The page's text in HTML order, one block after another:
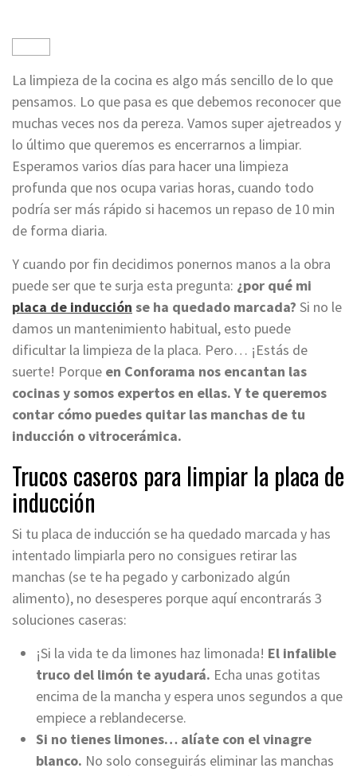
La limpieza de la cocina es algo más sencillo de lo que
pensamos. Lo que pasa es que debemos reconocer que
muchas veces nos da pereza. Vamos super ajetreados y
lo último que queremos es encerrarnos a limpiar.
Esperamos varios días para hacer una limpieza
profunda que nos ocupa varias horas, cuando todo
podría ser más rápido si hacemos un repaso de 10 min
de forma diaria.
Y cuando por fin decidimos ponernos manos a la obra
puede ser que te surja esta pregunta: ¿por qué mi
placa de inducción se ha quedado marcada? Si no le
damos un mantenimiento habitual, esto puede
dificultar la limpieza de la placa. Pero… ¡Estás de
suerte! Porque en Conforama nos encantan las
cocinas y somos expertos en ellas. Y te queremos
contar cómo puedes quitar las manchas de tu
inducción o vitrocerámica.
Trucos caseros para limpiar la placa de
inducción
Si tu placa de inducción se ha quedado marcada y has
intentado limpiarla pero no consigues retirar las
manchas (se te ha pegado y carbonizado algún
alimento), no desesperes porque aquí encontrarás 3
soluciones caseras:
¡Si la vida te da limones haz limonada! El infalible
truco del limón te ayudará. Echa unas gotitas
encima de la mancha y espera unos segundos a que
empiece a reblandecerse.
Si no tienes limones… alíate con el vinagre
blanco. No solo conseguirás eliminar las manchas